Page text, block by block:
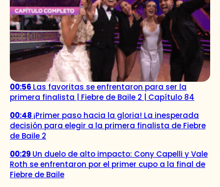
00:56 Las favoritas se enfrentaron para ser la
primera finalista | Fiebre de Baile 2 | Capítulo 84
00:48 ¡Primer paso hacia la gloria! La inesperada
decisión para elegir a la primera finalista de Fiebre
de Baile 2
00:29 Un duelo de alto impacto: Cony Capelli y Vale
Roth se enfrentaron por el primer cupo a la final de
Fiebre de Baile